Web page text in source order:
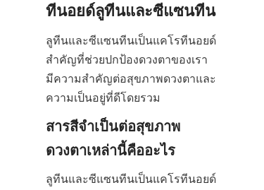
ทีนอยด์ลูทีนและซีแซนทีน
ลูทีนและซีแซนทีนเป็นแคโรทีนอยด์
สำคัญที่ช่วยปกป้องดวงตาของเรา
มีความสำคัญต่อสุขภาพดวงตาและ
ความเป็นอยู่ที่ดีโดยรวม
สารสีจำเป็นต่อสุขภาพ
ดวงตาเหล่านี้คืออะไร
ลูทีนและซีแซนทีนเป็นแคโรทีนอยด์